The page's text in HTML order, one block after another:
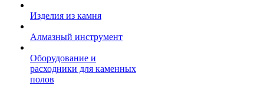
Изделия из камня
Алмазный инструмент
Оборудование и
расходники для каменных
полов